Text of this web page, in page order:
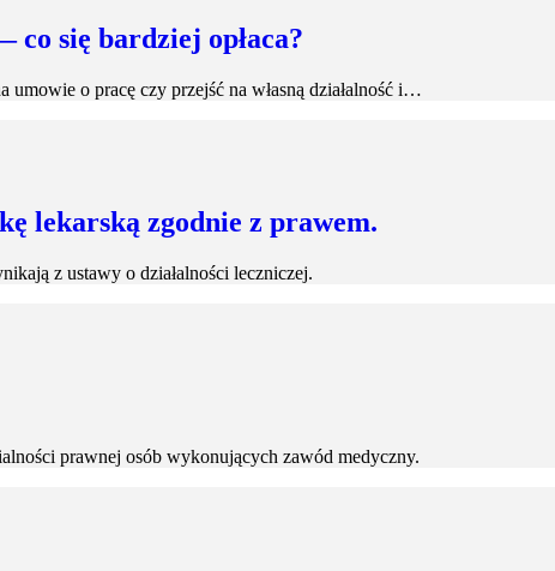
się bardziej opłaca?
umowie o pracę czy przejść na własną działalność i…
lekarską zgodnie z prawem.
z ustawy o działalności leczniczej.
prawnej osób wykonujących zawód medyczny.